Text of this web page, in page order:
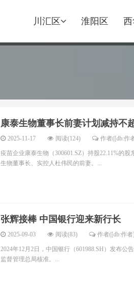
川汇区 淮阳区
康泰生物董事长前妻计划减持不
2025-11-17 阅读(124) 作者([db:作
疫苗企业康泰生物（300601.SZ）持股22.11%的
生物董事长、实控人杜伟民的前妻。...
张辉接棒 中国银行迎来新行长
2025-09-03 阅读(83) 作者([db:作
2024年12月2日，中国银行（601988.SH）发布
监督管理总局核准。...